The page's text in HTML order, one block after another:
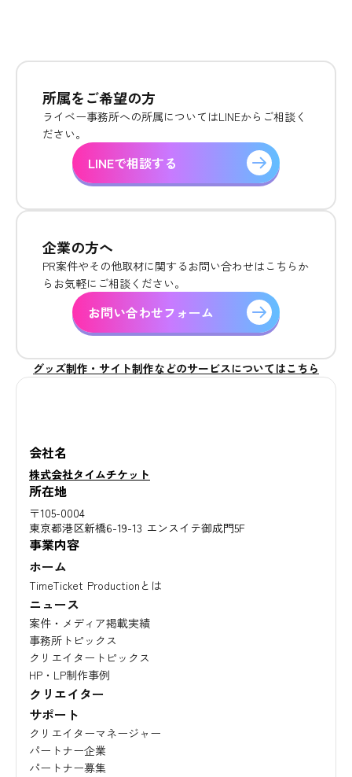
所属をご希望の方
ライベー事務所への所属についてはLINEからご相談く
ださい。
LINEで相談する
企業の方へ
PR案件やその他取材に関するお問い合わせはこちらか
らお気軽にご相談ください。
お問い合わせフォーム
グッズ制作・サイト制作などのサービスについてはこちら
会社名
株式会社タイムチケット
所在地
〒105-0004
東京都港区新橋6-19-13 エンスイテ御成門5F
事業内容
ホーム
TimeTicket Productionとは
ニュース
案件・メディア掲載実績
事務所トピックス
クリエイタートピックス
HP・LP制作事例
クリエイター
サポート
クリエイターマネージャー
パートナー企業
パートナー募集